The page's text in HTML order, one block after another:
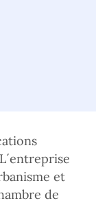
et
de